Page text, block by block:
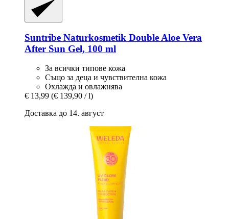
Suntribe Naturkosmetik Double Aloe Vera
After Sun Gel, 100 ml
За всички типове кожа
Също за деца и чувствителна кожа
Охлажда и овлажнява
€ 13,99 (€ 139,90 / l)
Доставка до 14. август